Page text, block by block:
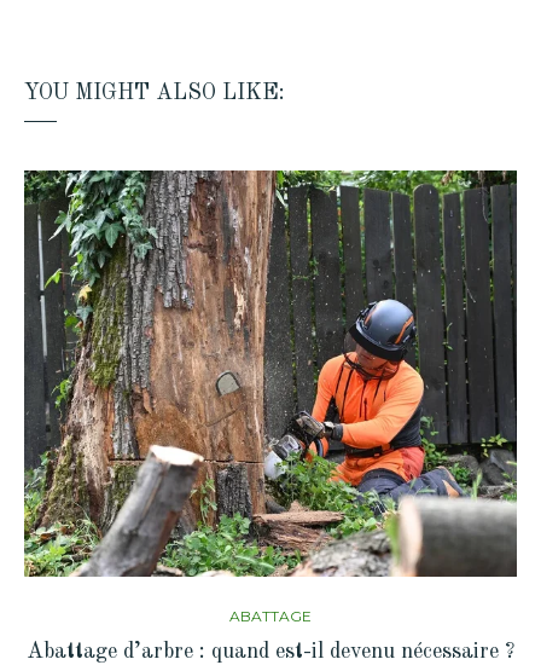
YOU MIGHT ALSO LIKE:
ABATTAGE
Abattage d’arbre : quand est-il devenu nécessaire ?